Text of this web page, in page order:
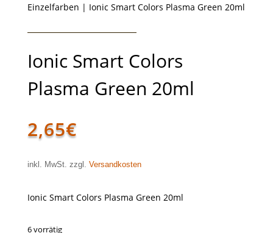
Einzelfarben | Ionic Smart Colors Plasma Green 20ml
Ionic Smart Colors
Plasma Green 20ml
2,65€
inkl. MwSt. zzgl. Versandkosten
Ionic Smart Colors Plasma Green 20ml
6 vorrätig